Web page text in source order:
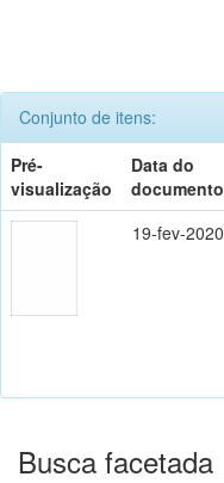
Conjunto de itens:
Pré-
visualização
Data do
documento
19-fev-2020
Busca facetada